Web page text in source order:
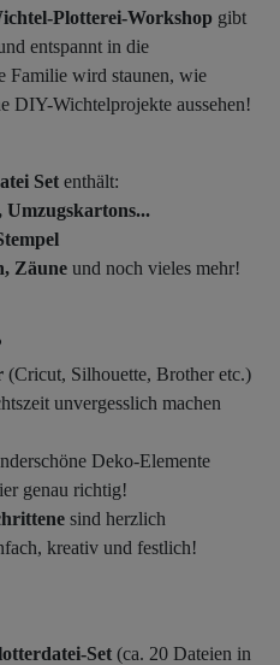
Plotterei-Workshop gibt
entspannt in die
Familie wird staunen, wie
DIY-Wichtelprojekte aussehen!
Set enthält:
Zäune und noch vieles mehr!
(Cricut, Silhouette, Brother etc.)
unvergesslich machen
Deko-Elemente
genau richtig!
sind herzlich
kreativ und festlich!
Set (ca. 20 Dateien in